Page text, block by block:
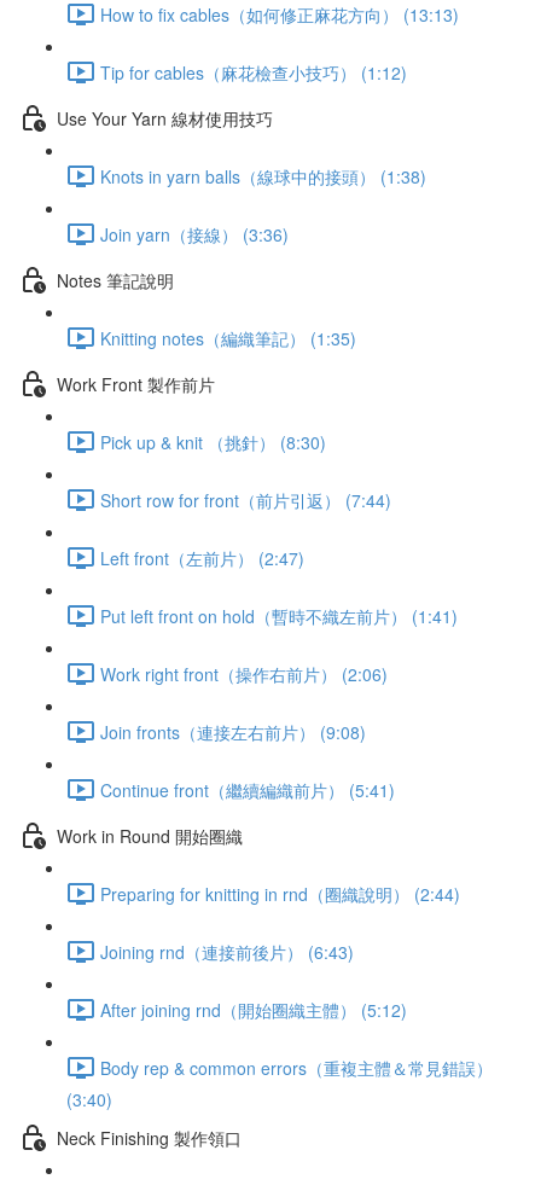
How to fix cables（如何修正麻花方向） (13:13)
Tip for cables（麻花檢查小技巧） (1:12)
Use Your Yarn 線材使用技巧
Knots in yarn balls（線球中的接頭） (1:38)
Join yarn（接線） (3:36)
Notes 筆記說明
Knitting notes（編織筆記） (1:35)
Work Front 製作前片
Pick up & knit （挑針） (8:30)
Short row for front（前片引返） (7:44)
Left front（左前片） (2:47)
Put left front on hold（暫時不織左前片） (1:41)
Work right front（操作右前片） (2:06)
Join fronts（連接左右前片） (9:08)
Continue front（繼續編織前片） (5:41)
Work in Round 開始圈織
Preparing for knitting in rnd（圈織說明） (2:44)
Joining rnd（連接前後片） (6:43)
After joining rnd（開始圈織主體） (5:12)
Body rep & common errors（重複主體＆常見錯誤）
(3:40)
Neck Finishing 製作領口